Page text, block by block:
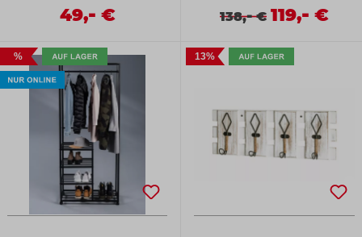
Regulärer Preis:
Verkaufspreis:
49,- € Verkaufspreis:
Regulärer Preis:
138,-€ 119,- €
% 13%